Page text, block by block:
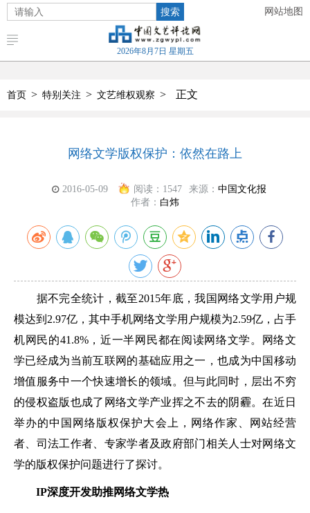
搜索 网站地图
2026年8月7日 星期五
首页 > 特别关注 > 文艺维权观察 > 正文
网络文学版权保护：依然在路上
2016-05-09 阅读： 1547 来源： 中国文化报
作者： 白炜
据不完全统计，截至2015年底，我国网络文学用户规
模达到2.97亿，其中手机网络文学用户规模为2.59亿，占手
机网民的41.8%，近一半网民都在阅读网络文学。网络文
学已经成为当前互联网的基础应用之一，也成为中国移动
增值服务中一个快速增长的领域。但与此同时，层出不穷
的侵权盗版也成了网络文学产业挥之不去的阴霾。在近日
举办的中国网络版权保护大会上，网络作家、网站经营
者、司法工作者、专家学者及政府部门相关人士对网络文
学的版权保护问题进行了探讨。
IP深度开发助推网络文学热